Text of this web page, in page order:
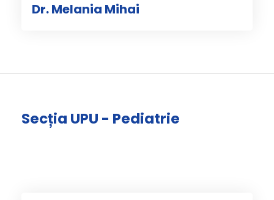
Dr. Melania Mihai
Secția UPU - Pediatrie